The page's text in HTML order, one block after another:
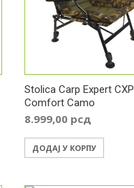
Stolica Carp Expert CXP
Comfort Camo
8.999,00 рсд
ДОДАЈ У КОРПУ